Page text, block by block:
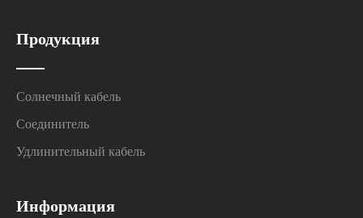
Продукция
Солнечный кабель
Соединитель
Удлинительный кабель
Информация